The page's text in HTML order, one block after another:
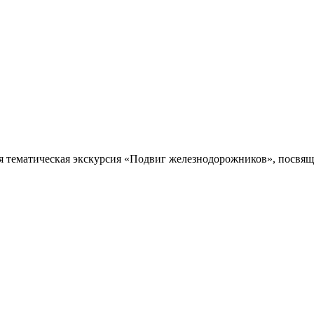
экскурсия «Подвиг железнодорожников»,